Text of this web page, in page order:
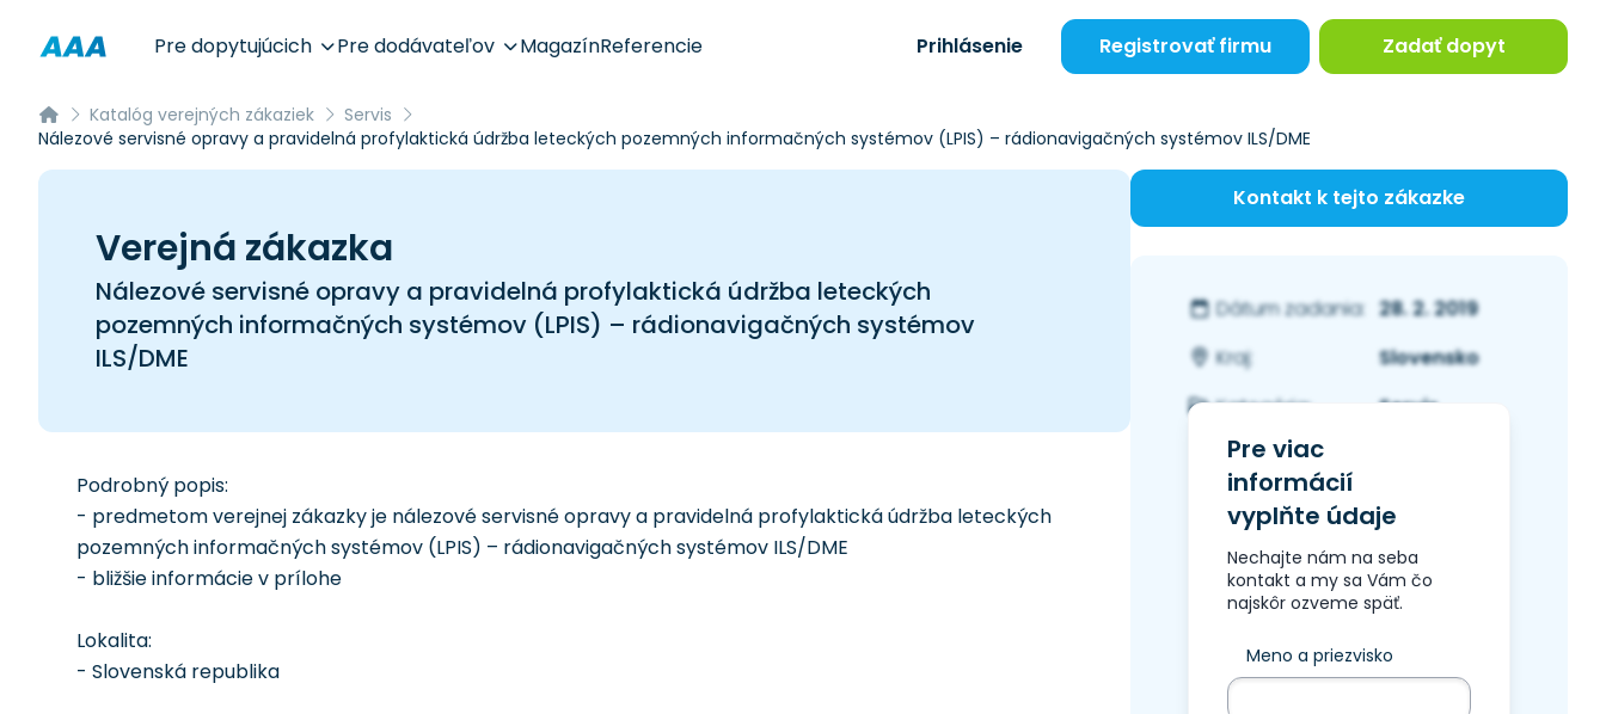
Pre dopytujúcich Pre dodávateľov MagazínReferencie Prihlásenie Registrovať firmu Zadať dopyt
Katalóg verejných zákaziek
Servis
Nálezové servisné opravy a pravidelná profylaktická údržba leteckých pozemných informačných systémov (LPIS) – rádionavigačných systémov ILS/DME
Verejná zákazka
Nálezové servisné opravy a pravidelná profylaktická údržba leteckých
pozemných informačných systémov (LPIS) – rádionavigačných systémov
ILS/DME
Podrobný popis:
- predmetom verejnej zákazky je nálezové servisné opravy a pravidelná profylaktická údržba leteckých
pozemných informačných systémov (LPIS) – rádionavigačných systémov ILS/DME
- bližšie informácie v prílohe
Lokalita:
- Slovenská republika
Kontakt k tejto zákazke
Dátum zadania: 28. 2. 2019
Kraj:
Slovensko
Kategória:
Servis
Pre viac
informácií
vyplňte údaje
Nechajte nám na seba
kontakt a my sa Vám čo
najskôr ozveme späť.
Meno a priezvisko